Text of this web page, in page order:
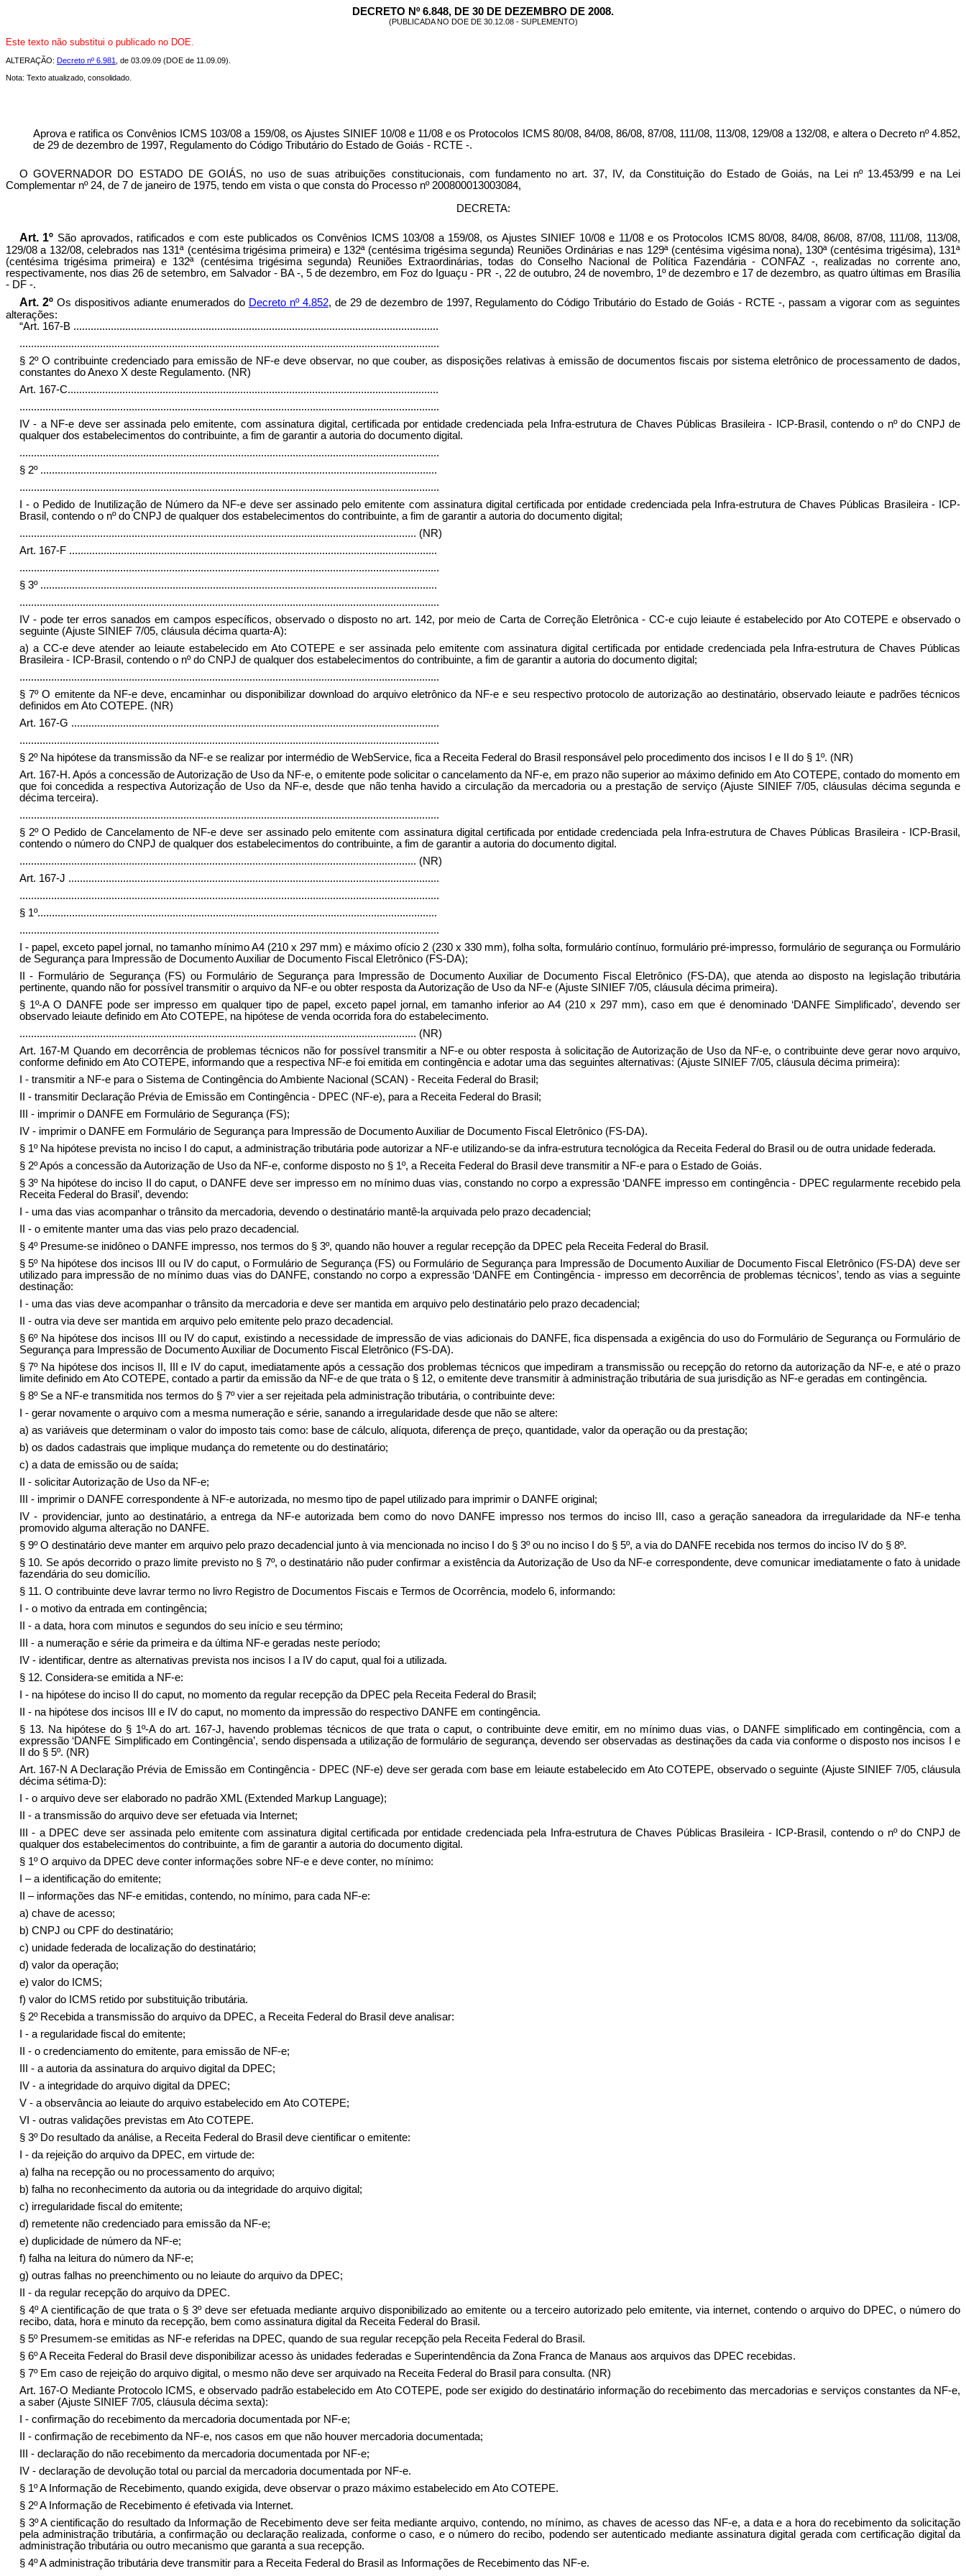
DECRETO Nº 6.848, DE 30 DE DEZEMBRO DE 2008.
(PUBLICADA NO DOE DE 30.12.08 - SUPLEMENTO)
Este texto não substitui o publicado no DOE.
ALTERAÇÃO: Decreto nº 6.981
, de 03.09.09 (DOE de 11.09.09).
Nota: Texto atualizado, consolidado.
Aprova e ratifica os Convênios ICMS 103/08 a 159/08, os Ajustes SINIEF 10/08 e 11/08 e os Protocolos ICMS 80/08, 84/08, 86/08, 87/08, 111/08, 113/08, 129/08 a 132/08, e altera o Decreto nº 4.852,
de 29 de dezembro de 1997, Regulamento do Código Tributário do Estado de Goiás - RCTE -.
O GOVERNADOR DO ESTADO DE GOIÁS, no uso de suas atribuições constitucionais, com fundamento no art. 37, IV, da Constituição do Estado de Goiás, na Lei nº 13.453/99 e na Lei
Complementar nº 24, de 7 de janeiro de 1975, tendo em vista o que consta do Processo nº 200800013003084,
DECRETA:
Art. 1º São aprovados, ratificados e com este publicados os Convênios ICMS 103/08 a 159/08, os Ajustes SINIEF 10/08 e 11/08 e os Protocolos ICMS 80/08, 84/08, 86/08, 87/08, 111/08, 113/08,
129/08 a 132/08, celebrados nas 131ª (centésima trigésima primeira) e 132ª (centésima trigésima segunda) Reuniões Ordinárias e nas 129ª (centésima vigésima nona), 130ª (centésima trigésima), 131ª
(centésima trigésima primeira) e 132ª (centésima trigésima segunda) Reuniões Extraordinárias, todas do Conselho Nacional de Política Fazendária - CONFAZ -, realizadas no corrente ano,
respectivamente, nos dias 26 de setembro, em Salvador - BA -, 5 de dezembro, em Foz do Iguaçu - PR -, 22 de outubro, 24 de novembro, 1º de dezembro e 17 de dezembro, as quatro últimas em Brasília
- DF -.
Art. 2º Os dispositivos adiante enumerados do Decreto nº 4.852, de 29 de dezembro de 1997, Regulamento do Código Tributário do Estado de Goiás - RCTE -, passam a vigorar com as seguintes
alterações:
“Art. 167-B ...............................................................................................................................
..................................................................................................................................................
§ 2º O contribuinte credenciado para emissão de NF-e deve observar, no que couber, as disposições relativas à emissão de documentos fiscais por sistema eletrônico de processamento de dados,
constantes do Anexo X deste Regulamento. (NR)
Art. 167-C.................................................................................................................................
..................................................................................................................................................
IV - a NF-e deve ser assinada pelo emitente, com assinatura digital, certificada por entidade credenciada pela Infra-estrutura de Chaves Públicas Brasileira - ICP-Brasil, contendo o nº do CNPJ de
qualquer dos estabelecimentos do contribuinte, a fim de garantir a autoria do documento digital.
..................................................................................................................................................
§ 2º ..........................................................................................................................................
..................................................................................................................................................
I - o Pedido de Inutilização de Número da NF-e deve ser assinado pelo emitente com assinatura digital certificada por entidade credenciada pela Infra-estrutura de Chaves Públicas Brasileira - ICP-
Brasil, contendo o nº do CNPJ de qualquer dos estabelecimentos do contribuinte, a fim de garantir a autoria do documento digital;
.......................................................................................................................................... (NR)
Art. 167-F ................................................................................................................................
..................................................................................................................................................
§ 3º ..........................................................................................................................................
..................................................................................................................................................
IV - pode ter erros sanados em campos específicos, observado o disposto no art. 142, por meio de Carta de Correção Eletrônica - CC-e cujo leiaute é estabelecido por Ato COTEPE e observado o
seguinte (Ajuste SINIEF 7/05, cláusula décima quarta-A):
a) a CC-e deve atender ao leiaute estabelecido em Ato COTEPE e ser assinada pelo emitente com assinatura digital certificada por entidade credenciada pela Infra-estrutura de Chaves Públicas
Brasileira - ICP-Brasil, contendo o nº do CNPJ de qualquer dos estabelecimentos do contribuinte, a fim de garantir a autoria do documento digital;
..................................................................................................................................................
§ 7º O emitente da NF-e deve, encaminhar ou disponibilizar download do arquivo eletrônico da NF-e e seu respectivo protocolo de autorização ao destinatário, observado leiaute e padrões técnicos
definidos em Ato COTEPE. (NR)
Art. 167-G ................................................................................................................................
..................................................................................................................................................
§ 2º Na hipótese da transmissão da NF-e se realizar por intermédio de WebService, fica a Receita Federal do Brasil responsável pelo procedimento dos incisos I e II do § 1º. (NR)
Art. 167-H. Após a concessão de Autorização de Uso da NF-e, o emitente pode solicitar o cancelamento da NF-e, em prazo não superior ao máximo definido em Ato COTEPE, contado do momento em
que foi concedida a respectiva Autorização de Uso da NF-e, desde que não tenha havido a circulação da mercadoria ou a prestação de serviço (Ajuste SINIEF 7/05, cláusulas décima segunda e
décima terceira).
..................................................................................................................................................
§ 2º O Pedido de Cancelamento de NF-e deve ser assinado pelo emitente com assinatura digital certificada por entidade credenciada pela Infra-estrutura de Chaves Públicas Brasileira - ICP-Brasil,
contendo o número do CNPJ de qualquer dos estabelecimentos do contribuinte, a fim de garantir a autoria do documento digital.
.......................................................................................................................................... (NR)
Art. 167-J .................................................................................................................................
..................................................................................................................................................
§ 1º...........................................................................................................................................
..................................................................................................................................................
I - papel, exceto papel jornal, no tamanho mínimo A4 (210 x 297 mm) e máximo ofício 2 (230 x 330 mm), folha solta, formulário contínuo, formulário pré-impresso, formulário de segurança ou Formulário
de Segurança para Impressão de Documento Auxiliar de Documento Fiscal Eletrônico (FS-DA);
II - Formulário de Segurança (FS) ou Formulário de Segurança para Impressão de Documento Auxiliar de Documento Fiscal Eletrônico (FS-DA), que atenda ao disposto na legislação tributária
pertinente, quando não for possível transmitir o arquivo da NF-e ou obter resposta da Autorização de Uso da NF-e (Ajuste SINIEF 7/05, cláusula décima primeira).
§ 1º-A O DANFE pode ser impresso em qualquer tipo de papel, exceto papel jornal, em tamanho inferior ao A4 (210 x 297 mm), caso em que é denominado ‘DANFE Simplificado’, devendo ser
observado leiaute definido em Ato COTEPE, na hipótese de venda ocorrida fora do estabelecimento.
.......................................................................................................................................... (NR)
Art. 167-M Quando em decorrência de problemas técnicos não for possível transmitir a NF-e ou obter resposta à solicitação de Autorização de Uso da NF-e, o contribuinte deve gerar novo arquivo,
conforme definido em Ato COTEPE, informando que a respectiva NF-e foi emitida em contingência e adotar uma das seguintes alternativas: (Ajuste SINIEF 7/05, cláusula décima primeira):
I - transmitir a NF-e para o Sistema de Contingência do Ambiente Nacional (SCAN) - Receita Federal do Brasil;
II - transmitir Declaração Prévia de Emissão em Contingência - DPEC (NF-e), para a Receita Federal do Brasil;
III - imprimir o DANFE em Formulário de Segurança (FS);
IV - imprimir o DANFE em Formulário de Segurança para Impressão de Documento Auxiliar de Documento Fiscal Eletrônico (FS-DA).
§ 1º Na hipótese prevista no inciso I do caput, a administração tributária pode autorizar a NF-e utilizando-se da infra-estrutura tecnológica da Receita Federal do Brasil ou de outra unidade federada.
§ 2º Após a concessão da Autorização de Uso da NF-e, conforme disposto no § 1º, a Receita Federal do Brasil deve transmitir a NF-e para o Estado de Goiás.
§ 3º Na hipótese do inciso II do caput, o DANFE deve ser impresso em no mínimo duas vias, constando no corpo a expressão ‘DANFE impresso em contingência - DPEC regularmente recebido pela
Receita Federal do Brasil’, devendo:
I - uma das vias acompanhar o trânsito da mercadoria, devendo o destinatário mantê-la arquivada pelo prazo decadencial;
II - o emitente manter uma das vias pelo prazo decadencial.
§ 4º Presume-se inidôneo o DANFE impresso, nos termos do § 3º, quando não houver a regular recepção da DPEC pela Receita Federal do Brasil.
§ 5º Na hipótese dos incisos III ou IV do caput, o Formulário de Segurança (FS) ou Formulário de Segurança para Impressão de Documento Auxiliar de Documento Fiscal Eletrônico (FS-DA) deve ser
utilizado para impressão de no mínimo duas vias do DANFE, constando no corpo a expressão ‘DANFE em Contingência - impresso em decorrência de problemas técnicos’, tendo as vias a seguinte
destinação:
I - uma das vias deve acompanhar o trânsito da mercadoria e deve ser mantida em arquivo pelo destinatário pelo prazo decadencial;
II - outra via deve ser mantida em arquivo pelo emitente pelo prazo decadencial.
§ 6º Na hipótese dos incisos III ou IV do caput, existindo a necessidade de impressão de vias adicionais do DANFE, fica dispensada a exigência do uso do Formulário de Segurança ou Formulário de
Segurança para Impressão de Documento Auxiliar de Documento Fiscal Eletrônico (FS-DA).
§ 7º Na hipótese dos incisos II, III e IV do caput, imediatamente após a cessação dos problemas técnicos que impediram a transmissão ou recepção do retorno da autorização da NF-e, e até o prazo
limite definido em Ato COTEPE, contado a partir da emissão da NF-e de que trata o § 12, o emitente deve transmitir à administração tributária de sua jurisdição as NF-e geradas em contingência.
§ 8º Se a NF-e transmitida nos termos do § 7º vier a ser rejeitada pela administração tributária, o contribuinte deve:
I - gerar novamente o arquivo com a mesma numeração e série, sanando a irregularidade desde que não se altere:
a) as variáveis que determinam o valor do imposto tais como: base de cálculo, alíquota, diferença de preço, quantidade, valor da operação ou da prestação;
b) os dados cadastrais que implique mudança do remetente ou do destinatário;
c) a data de emissão ou de saída;
II - solicitar Autorização de Uso da NF-e;
III - imprimir o DANFE correspondente à NF-e autorizada, no mesmo tipo de papel utilizado para imprimir o DANFE original;
IV - providenciar, junto ao destinatário, a entrega da NF-e autorizada bem como do novo DANFE impresso nos termos do inciso III, caso a geração saneadora da irregularidade da NF-e tenha
promovido alguma alteração no DANFE.
§ 9º O destinatário deve manter em arquivo pelo prazo decadencial junto à via mencionada no inciso I do § 3º ou no inciso I do § 5º, a via do DANFE recebida nos termos do inciso IV do § 8º.
§ 10. Se após decorrido o prazo limite previsto no § 7º, o destinatário não puder confirmar a existência da Autorização de Uso da NF-e correspondente, deve comunicar imediatamente o fato à unidade
fazendária do seu domicílio.
§ 11. O contribuinte deve lavrar termo no livro Registro de Documentos Fiscais e Termos de Ocorrência, modelo 6, informando:
I - o motivo da entrada em contingência;
II - a data, hora com minutos e segundos do seu início e seu término;
III - a numeração e série da primeira e da última NF-e geradas neste período;
IV - identificar, dentre as alternativas prevista nos incisos I a IV do caput, qual foi a utilizada.
§ 12. Considera-se emitida a NF-e:
I - na hipótese do inciso II do caput, no momento da regular recepção da DPEC pela Receita Federal do Brasil;
II - na hipótese dos incisos III e IV do caput, no momento da impressão do respectivo DANFE em contingência.
§ 13. Na hipótese do § 1º-A do art. 167-J, havendo problemas técnicos de que trata o caput, o contribuinte deve emitir, em no mínimo duas vias, o DANFE simplificado em contingência, com a
expressão ‘DANFE Simplificado em Contingência’, sendo dispensada a utilização de formulário de segurança, devendo ser observadas as destinações da cada via conforme o disposto nos incisos I e
II do § 5º. (NR)
Art. 167-N A Declaração Prévia de Emissão em Contingência - DPEC (NF-e) deve ser gerada com base em leiaute estabelecido em Ato COTEPE, observado o seguinte (Ajuste SINIEF 7/05, cláusula
décima sétima-D):
I - o arquivo deve ser elaborado no padrão XML (Extended Markup Language);
II - a transmissão do arquivo deve ser efetuada via Internet;
III - a DPEC deve ser assinada pelo emitente com assinatura digital certificada por entidade credenciada pela Infra-estrutura de Chaves Públicas Brasileira - ICP-Brasil, contendo o nº do CNPJ de
qualquer dos estabelecimentos do contribuinte, a fim de garantir a autoria do documento digital.
§ 1º O arquivo da DPEC deve conter informações sobre NF-e e deve conter, no mínimo:
I – a identificação do emitente;
II – informações das NF-e emitidas, contendo, no mínimo, para cada NF-e:
a) chave de acesso;
b) CNPJ ou CPF do destinatário;
c) unidade federada de localização do destinatário;
d) valor da operação;
e) valor do ICMS;
f) valor do ICMS retido por substituição tributária.
§ 2º Recebida a transmissão do arquivo da DPEC, a Receita Federal do Brasil deve analisar:
I - a regularidade fiscal do emitente;
II - o credenciamento do emitente, para emissão de NF-e;
III - a autoria da assinatura do arquivo digital da DPEC;
IV - a integridade do arquivo digital da DPEC;
V - a observância ao leiaute do arquivo estabelecido em Ato COTEPE;
VI - outras validações previstas em Ato COTEPE.
§ 3º Do resultado da análise, a Receita Federal do Brasil deve cientificar o emitente:
I - da rejeição do arquivo da DPEC, em virtude de:
a) falha na recepção ou no processamento do arquivo;
b) falha no reconhecimento da autoria ou da integridade do arquivo digital;
c) irregularidade fiscal do emitente;
d) remetente não credenciado para emissão da NF-e;
e) duplicidade de número da NF-e;
f) falha na leitura do número da NF-e;
g) outras falhas no preenchimento ou no leiaute do arquivo da DPEC;
II - da regular recepção do arquivo da DPEC.
§ 4º A cientificação de que trata o § 3º deve ser efetuada mediante arquivo disponibilizado ao emitente ou a terceiro autorizado pelo emitente, via internet, contendo o arquivo do DPEC, o número do
recibo, data, hora e minuto da recepção, bem como assinatura digital da Receita Federal do Brasil.
§ 5º Presumem-se emitidas as NF-e referidas na DPEC, quando de sua regular recepção pela Receita Federal do Brasil.
§ 6º A Receita Federal do Brasil deve disponibilizar acesso às unidades federadas e Superintendência da Zona Franca de Manaus aos arquivos das DPEC recebidas.
§ 7º Em caso de rejeição do arquivo digital, o mesmo não deve ser arquivado na Receita Federal do Brasil para consulta. (NR)
Art. 167-O Mediante Protocolo ICMS, e observado padrão estabelecido em Ato COTEPE, pode ser exigido do destinatário informação do recebimento das mercadorias e serviços constantes da NF-e,
a saber (Ajuste SINIEF 7/05, cláusula décima sexta):
I - confirmação do recebimento da mercadoria documentada por NF-e;
II - confirmação de recebimento da NF-e, nos casos em que não houver mercadoria documentada;
III - declaração do não recebimento da mercadoria documentada por NF-e;
IV - declaração de devolução total ou parcial da mercadoria documentada por NF-e.
§ 1º A Informação de Recebimento, quando exigida, deve observar o prazo máximo estabelecido em Ato COTEPE.
§ 2º A Informação de Recebimento é efetivada via Internet.
§ 3º A cientificação do resultado da Informação de Recebimento deve ser feita mediante arquivo, contendo, no mínimo, as chaves de acesso das NF-e, a data e a hora do recebimento da solicitação
pela administração tributária, a confirmação ou declaração realizada, conforme o caso, e o número do recibo, podendo ser autenticado mediante assinatura digital gerada com certificação digital da
administração tributária ou outro mecanismo que garanta a sua recepção.
§ 4º A administração tributária deve transmitir para a Receita Federal do Brasil as Informações de Recebimento das NF-e.